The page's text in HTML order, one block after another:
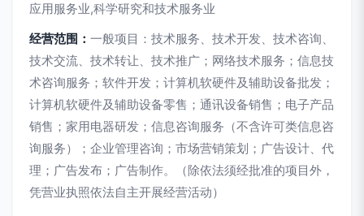
应用服务业,科学研究和技术服务业
经营范围： 一般项目：技术服务、技术开发、技术咨询、
技术交流、技术转让、技术推广；网络技术服务；信息技
术咨询服务；软件开发；计算机软硬件及辅助设备批发；
计算机软硬件及辅助设备零售；通讯设备销售；电子产品
销售；家用电器研发；信息咨询服务（不含许可类信息咨
询服务）；企业管理咨询；市场营销策划；广告设计、代
理；广告发布；广告制作。（除依法须经批准的项目外，
凭营业执照依法自主开展经营活动）